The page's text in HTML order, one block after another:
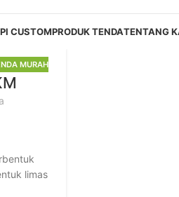
CUSTOMPRODUK TENDATENTANG
MURAH
limas